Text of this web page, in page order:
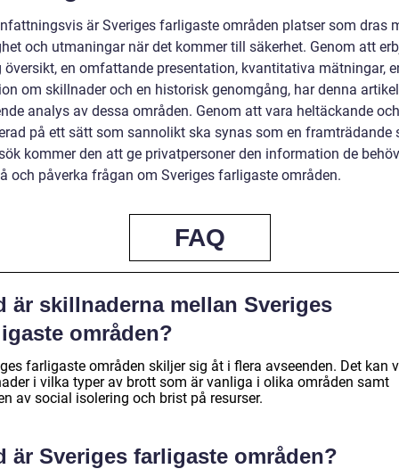
är Sveriges farligaste områden platser som dras
och utmaningar när det kommer till säkerhet. Genom att
översikt, en omfattande presentation, kvantitativa mätningar,
om skillnader och en historisk genomgång, har denna
analys av dessa områden. Genom att vara heltäckande och
på ett sätt som sannolikt ska synas som en framträdande
kommer den att ge privatpersoner den information de
och påverka frågan om Sveriges farligaste områden.
FAQ
är skillnaderna mellan Sveriges
områden?
farligaste områden skiljer sig åt i flera avseenden. Det kan
i vilka typer av brott som är vanliga i olika områden samt
av social isolering och brist på resurser.
är Sveriges farligaste områden?